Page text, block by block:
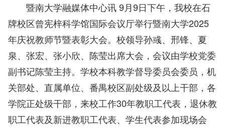
暨南大学融媒体中心讯 9月9日下午，我校在石
牌校区曾宪梓科学馆国际会议厅举行暨南大学2025
年庆祝教师节暨表彰大会。校领导孙彧、邢锋、夏
泉、张宏、张小欣、陈莹出席大会，会议由学校党委
副书记陈莹主持。 学校本科教学督导委员会委员，机
关部处、直属单位、番禺校区副处级及以上干部，各
学院正处级干部，来校工作30年教职工代表，退休教
职工代表及新进教职工代表、学生代表参加现场会